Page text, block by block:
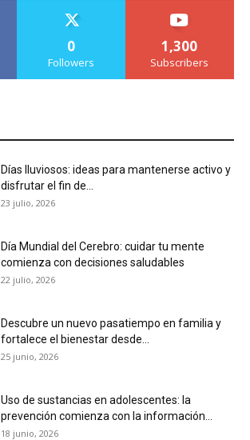
0
Followers
1,300
Subscribers
Días lluviosos: ideas para mantenerse activo y
disfrutar el fin de...
23 julio, 2026
Día Mundial del Cerebro: cuidar tu mente
comienza con decisiones saludables
22 julio, 2026
Descubre un nuevo pasatiempo en familia y
fortalece el bienestar desde...
25 junio, 2026
Uso de sustancias en adolescentes: la
prevención comienza con la información...
18 junio, 2026